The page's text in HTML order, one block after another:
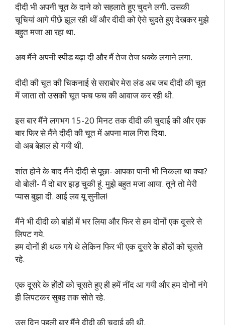
दीदी भी अपनी चूत के दाने को सहलाते हुए चुदने लगी. उसकी
चूचियां आगे पीछे झूल रही थीं और दीदी को ऐसे चुदते हुए देखकर मुझे
बहुत मजा आ रहा था.
अब मैंने अपनी स्पीड बढ़ा दी और मैं तेज तेज धक्के लगाने लगा.
दीदी की चूत की चिकनाई से सराबोर मेरा लंड अब जब दीदी की चूत
में जाता तो उसकी चूत फच फच की आवाज कर रही थी.
इस बार मैंने लगभग 15-20 मिनट तक दीदी की चुदाई की और एक
बार फिर से मैंने दीदी की चूत में अपना माल गिरा दिया.
वो अब बेहाल हो गयी थी.
शांत होने के बाद मैंने दीदी से पूछा- आपका पानी भी निकला था क्या?
वो बोली- मैं दो बार झड़ चुकी हूं. मुझे बहुत मजा आया. तूने तो मेरी
प्यास बुझा दी. आई लव यू सुनील!
मैंने भी दीदी को बांहों में भर लिया और फिर से हम दोनों एक दूसरे से
लिपट गये.
हम दोनों ही थक गये थे लेकिन फिर भी एक दूसरे के होंठों को चूसते
रहे.
एक दूसरे के होंठों को चूसते हुए ही हमें नींद आ गयी और हम दोनों नंगे
ही लिपटकर सुबह तक सोते रहे.
उस दिन पहली बार मैंने दीदी की चुदाई की थी.